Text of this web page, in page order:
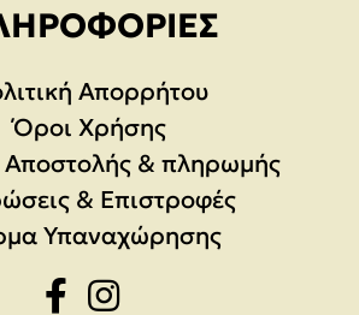
Απορρήτου
Όροι Χρήσης
& πληρωμής
& Επιστροφές
Υπαναχώρησης